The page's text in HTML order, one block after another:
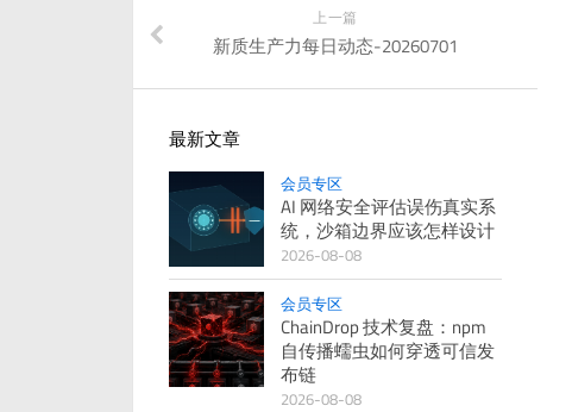
上一篇
新质生产力每日动态-20260701
最新文章
会员专区
AI 网络安全评估误伤真实系
统，沙箱边界应该怎样设计
2026-08-08
会员专区
ChainDrop 技术复盘：npm
自传播蠕虫如何穿透可信发
布链
2026-08-08